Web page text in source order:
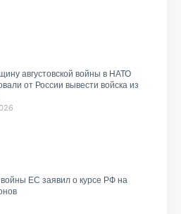
августовской войны в НАТО
от России вывести войска из
войны ЕС заявил о курсе РФ на